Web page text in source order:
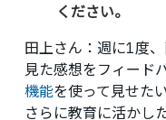
ください。
田上さん ：週に1度
見た感想をフィード
機能を使って見せた
さらに教育に活かし